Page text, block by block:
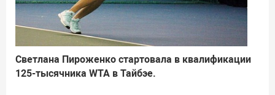
Светлана Пироженко стартовала в квалификации
125-тысячника WTA в Тайбэе.